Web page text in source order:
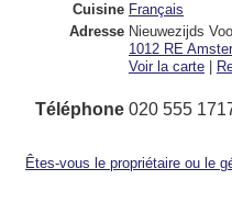
Cuisine Français
Adresse Nieuwezijds
1012 RE
Voir la carte
Téléphone 020 555
Êtes-vous le propriétaire ou le